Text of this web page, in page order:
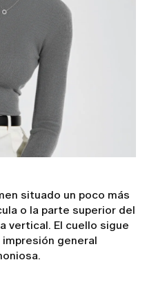
situado un poco más
o la parte superior del
vertical. El cuello sigue
general